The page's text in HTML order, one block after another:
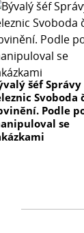
šéf Správy
Svoboda
Podle
se